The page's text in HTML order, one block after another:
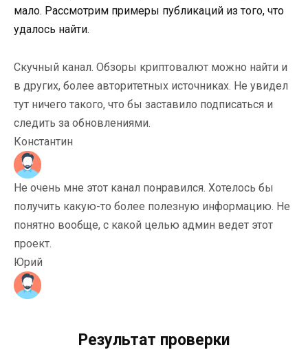
мало. Рассмотрим примеры публикаций из того, что
удалось найти.
Скучный канал. Обзоры криптовалют можно найти и
в других, более авторитетных источниках. Не увидел
тут ничего такого, что бы заставило подписаться и
следить за обновлениями.
Константин
Не очень мне этот канал понравился. Хотелось бы
получить какую-то более полезную информацию. Не
понятно вообще, с какой целью админ ведет этот
проект.
Юрий
Результат проверки